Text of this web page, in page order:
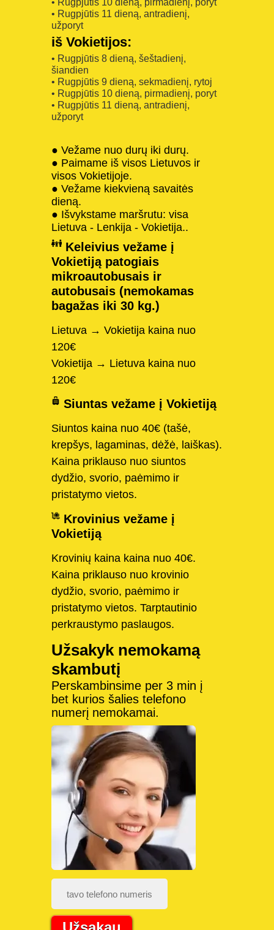
• Rugpjūtis 11 dieną, antradienį,
užporyt
iš Vokietijos:
• Rugpjūtis 8 dieną, šeštadienį,
šiandien
• Rugpjūtis 9 dieną, sekmadienį, rytoj
• Rugpjūtis 10 dieną, pirmadienį, poryt
• Rugpjūtis 11 dieną, antradienį,
užporyt
● Vežame nuo durų iki durų.
● Paimame iš visos Lietuvos ir
visos Vokietijoje.
● Vežame kiekvieną savaitės
dieną.
● Išvykstame maršrutu: visa
Lietuva - Lenkija - Vokietija..
Keleivius vežame į
Vokietiją patogiais
mikroautobusais ir
autobusais (nemokamas
bagažas iki 30 kg.)
Lietuva → Vokietija kaina nuo
120€
Vokietija → Lietuva kaina nuo
120€
Siuntas vežame į Vokietiją
Siuntos kaina nuo 40€ (tašė,
krepšys, lagaminas, dėžė, laiškas).
Kaina priklauso nuo siuntos
dydžio, svorio, paėmimo ir
pristatymo vietos.
Krovinius vežame į
Vokietiją
Krovinių kaina kaina nuo 40€.
Kaina priklauso nuo krovinio
dydžio, svorio, paėmimo ir
pristatymo vietos. Tarptautinio
perkraustymo paslaugos.
Užsakyk nemokamą
skambutį
Perskambinsime per 3 min į
bet kurios šalies telefono
numerį nemokamai.